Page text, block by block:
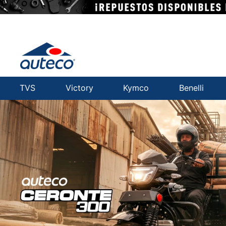
TVS Victory Kymco Benelli